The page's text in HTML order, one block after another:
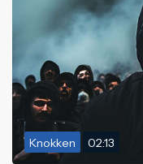
Knokken 02:13